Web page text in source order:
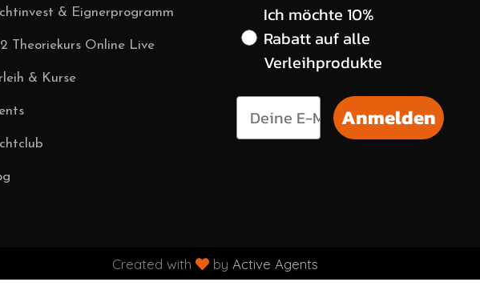
& Eignerprogramm
Theoriekurs Online Live
& Kurse
Ich möchte 10%
Rabatt auf alle
Verleihprodukte
Anmelden
Created with by Active Agents